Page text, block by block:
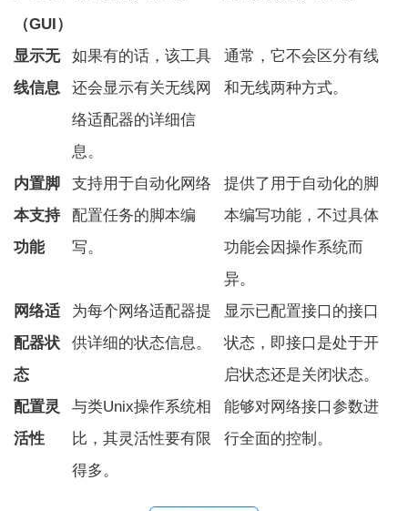
（GUI）
显示无
线信息
如果有的话，该工具
还会显示有关无线网
络适配器的详细信
息。
通常，它不会区分有线
和无线两种方式。
内置脚
本支持
功能
支持用于自动化网络
配置任务的脚本编
写。
提供了用于自动化的脚
本编写功能，不过具体
功能会因操作系统而
异。
网络适
配器状
态
为每个网络适配器提
供详细的状态信息。
显示已配置接口的接口
状态，即接口是处于开
启状态还是关闭状态。
配置灵
活性
与类Unix操作系统相
比，其灵活性要有限
得多。
能够对网络接口参数进
行全面的控制。